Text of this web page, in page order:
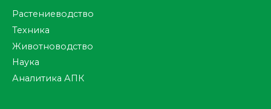
Растениеводство
Техника
Животноводство
Наука
Аналитика АПК